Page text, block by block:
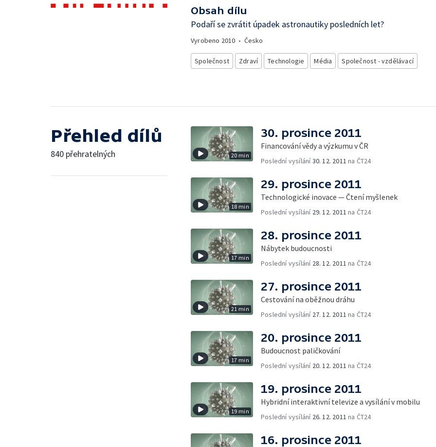
Obsah dílu
Podaří se zvrátit úpadek astronautiky posledních let?
Vyrobeno 2010 • Česko
Společnost Zdraví Technologie Média Společnost - vzdělávací
Přehled dílů
840 přehratelných 20 min
30. prosince 2011
Financování vědy a výzkumu v ČR
Poslední vysílání30. 12. 2011 na ČT24
18 min
29. prosince 2011
Technologické inovace — Čtení myšlenek
Poslední vysílání 29. 12. 2011 na ČT24
17 min
28. prosince 2011
Nábytek budoucnosti
Poslední vysílání 28. 12. 2011 na ČT24
21 min
27. prosince 2011
Cestování na oběžnou dráhu
Poslední vysílání 27. 12. 2011 na ČT24
17 min
20. prosince 2011
Budoucnost paličkování
Poslední vysílání 20. 12. 2011 na ČT24
19 min
19. prosince 2011
Hybridní interaktivní televize a vysílání v mobilu
Poslední vysílání 26. 12. 2011 na ČT24
16. prosince 2011